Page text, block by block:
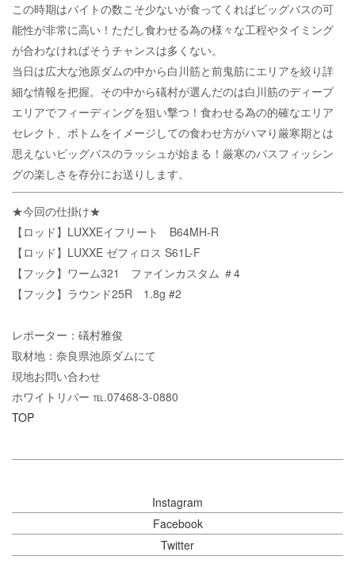
この時期はバイトの数こそ少ないが食ってくればビッグバスの可
能性が非常に高い！ただし食わせる為の様々な工程やタイミング
が合わなければそうチャンスは多くない。
当日は広大な池原ダムの中から白川筋と前鬼筋にエリアを絞り詳
細な情報を把握。その中から礒村が選んだのは白川筋のディープ
エリアでフィーディングを狙い撃つ！食わせる為の的確なエリア
セレクト、ボトムをイメージしての食わせ方がハマり厳寒期とは
思えないビッグバスのラッシュが始まる！厳寒のバスフィッシン
グの楽しさを存分にお送りします。
★今回の仕掛け★
【ロッド】LUXXEイフリート B64MH-R
【ロッド】LUXXE ゼフィロス S61L-F
【フック】ワーム321 ファインカスタム ＃4
【フック】ラウンド25R 1.8g #2
レポーター：礒村雅俊
取材地：奈良県池原ダムにて
現地お問い合わせ
ホワイトリバー ℡.07468-3-0880
TOP
Instagram
Facebook
Twitter